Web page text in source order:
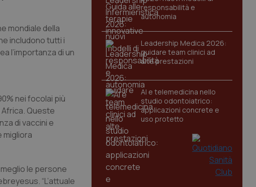
mondiale della
includono tutti i
l’importanza di un
nei focolai più
Africa. Queste
di vaccini e
migliora
le persone
“L’attuale
responsabilità e
autonomia
Leadership Medica 2026:
guidare team clinici ad
alte prestazioni
AI e telemedicina nello
studio odontoiatrico:
applicazioni concrete e
uso protetto